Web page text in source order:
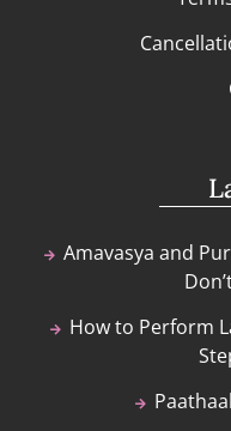
Amavasya and
How to Perform